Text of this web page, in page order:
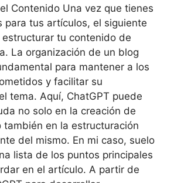
Contenido Una vez que tienes
para tus artículos, el siguiente
estructurar tu contenido de
La organización de un blog
para mantener a los
y facilitar su
tema. Aquí, ChatGPT puede
no solo en la creación de
también en la estructuración
del mismo. En mi caso, suelo
lista de los puntos principales
en el artículo. A partir de